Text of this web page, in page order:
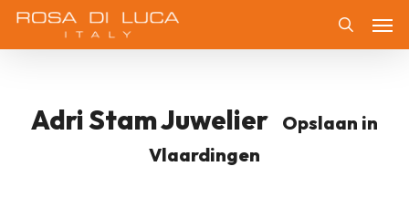
Skip
Adri Stam Juwelier
Opslaan in
Vlaardingen